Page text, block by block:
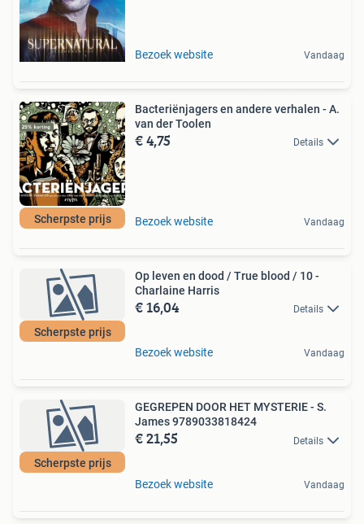
Bezoek website Vandaag
Scherpste prijs
Bacteriënjagers en andere verhalen - A.
van der Toolen
€ 4,75 Details
Bezoek website Vandaag
Scherpste prijs
Op leven en dood / True blood / 10 -
Charlaine Harris
€ 16,04 Details
Bezoek website Vandaag
Scherpste prijs
GEGREPEN DOOR HET MYSTERIE - S.
James 9789033818424
€ 21,55 Details
Bezoek website Vandaag